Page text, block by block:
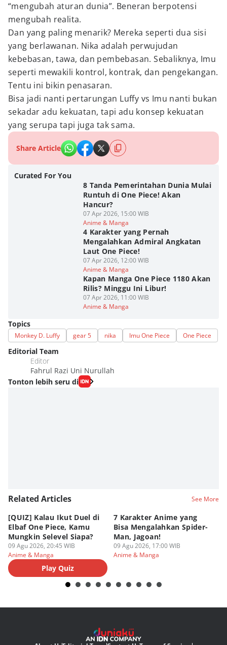
“mengubah aturan dunia”. Beneran berpotensi
mengubah realita.
Dan yang paling menarik? Mereka seperti dua sisi
yang berlawanan. Nika adalah perwujudan
kebebasan, tawa, dan pembebasan. Sebaliknya, Imu
seperti mewakili kontrol, kontrak, dan pengekangan.
Tentu ini bikin penasaran.
Bisa jadi nanti pertarungan Luffy vs Imu nanti bukan
sekadar adu kekuatan, tapi adu konsep kekuatan
yang serupa tapi juga tak sama.
Share Article
Curated For You
8 Tanda Pemerintahan Dunia Mulai
Runtuh di One Piece! Akan
Hancur?
07 Apr 2026, 15:00 WIB
Anime & Manga
4 Karakter yang Pernah
Mengalahkan Admiral Angkatan
Laut One Piece!
07 Apr 2026, 12:00 WIB
Anime & Manga
Kapan Manga One Piece 1180 Akan
Rilis? Minggu Ini Libur!
07 Apr 2026, 11:00 WIB
Anime & Manga
Topics
Monkey D. Luffy gear 5 nika Imu One Piece One Piece
Editorial Team
Editor
Fahrul Razi Uni Nurullah
Tonton lebih seru di
Related Articles See More
[QUIZ] Kalau Ikut Duel di
Elbaf One Piece, Kamu
Mungkin Selevel Siapa?
09 Agu 2026, 20:45 WIB
Anime & Manga
Play Quiz
7 Karakter Anime yang
Bisa Mengalahkan Spider-
Man, Jagoan!
09 Agu 2026, 17:00 WIB
Anime & Manga